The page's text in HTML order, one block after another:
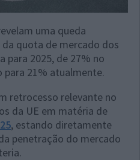
uma queda
quota de mercado dos
para 2025, de 27% no
21% atualmente.
retrocesso relevante no
da UE em matéria de
, estando diretamente
penetração do mercado